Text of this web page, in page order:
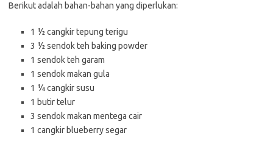
Berikut adalah bahan-bahan yang diperlukan:
1 ½ cangkir tepung terigu
3 ½ sendok teh baking powder
1 sendok teh garam
1 sendok makan gula
1 ¼ cangkir susu
1 butir telur
3 sendok makan mentega cair
1 cangkir blueberry segar